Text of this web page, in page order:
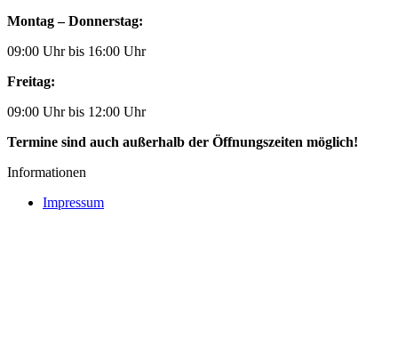
Montag – Donnerstag:
09:00 Uhr bis 16:00 Uhr
Freitag:
09:00 Uhr bis 12:00 Uhr
Termine sind auch außerhalb der Öffnungszeiten möglich!
Informationen
Impressum